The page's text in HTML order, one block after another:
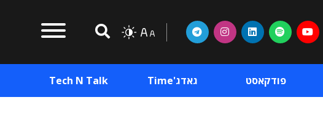
פודקאסט גאדג'Time Tech N Talk